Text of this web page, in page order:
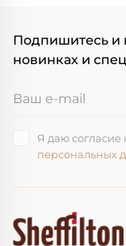
Подпишитесь и
новинках и
Я даю согласие
персональных